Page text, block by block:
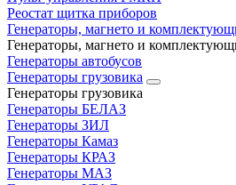
Реостат щитка приборов
Генераторы, магнето и
Генераторы, магнето и
Генераторы автобусов
Генераторы грузовика
Генераторы грузовика
Генераторы БЕЛАЗ
Генераторы ЗИЛ
Генераторы Камаз
Генераторы КРАЗ
Генераторы МАЗ